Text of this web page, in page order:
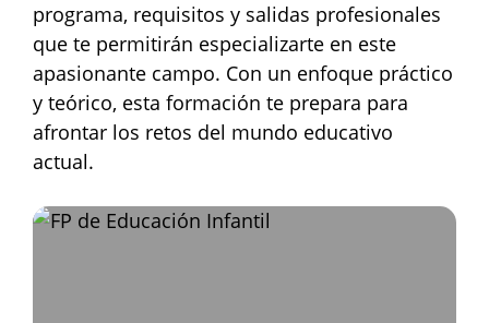
programa, requisitos y salidas profesionales
que te permitirán especializarte en este
apasionante campo. Con un enfoque práctico
y teórico, esta formación te prepara para
afrontar los retos del mundo educativo
actual.